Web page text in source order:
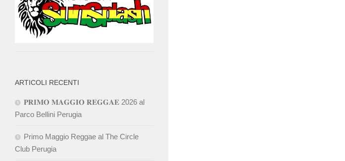
ARTICOLI RECENTI
𝐏𝐑𝐈𝐌𝐎 𝐌𝐀𝐆𝐆𝐈𝐎 𝐑𝐄𝐆𝐆𝐀𝐄 2026 al
Parco Bellini Perugia
Primo Maggio Reggae al The Circle
Club Perugia